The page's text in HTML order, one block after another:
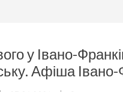
у Івано-
Афіша Івано-